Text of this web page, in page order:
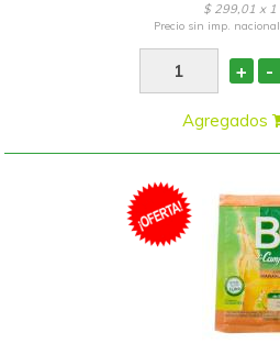
$ 299,01 x 1
Precio sin imp.
+ -
Agregados